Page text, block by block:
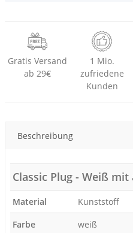
Gratis Versand
ab 29€
1 Mio.
zufriedene
Kunden
Beschreibung
Classic Plug - Weiß
Material
Kunststoff
Farbe
weiß